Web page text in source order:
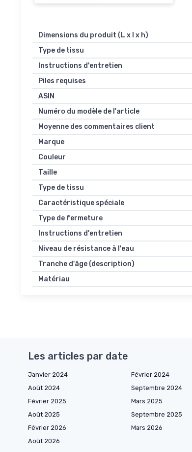
Dimensions du produit (L x l x h)
Type de tissu
Instructions d'entretien
Piles requises
ASIN
Numéro du modèle de l'article
Moyenne des commentaires client
Marque
Couleur
Taille
Type de tissu
Caractéristique spéciale
Type de fermeture
Instructions d'entretien
Niveau de résistance à l'eau
Tranche d'âge (description)
Matériau
Les articles par date
Janvier 2024 Février 2024
Août 2024
Septembre 2024
Février 2025
Mars 2025
Août 2025
Septembre 2025
Février 2026
Mars 2026
Août 2026